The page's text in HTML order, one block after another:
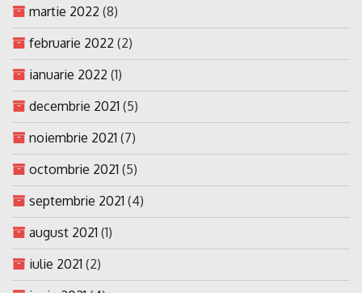
martie 2022 (8)
februarie 2022 (2)
ianuarie 2022 (1)
decembrie 2021 (5)
noiembrie 2021 (7)
octombrie 2021 (5)
septembrie 2021 (4)
august 2021 (1)
iulie 2021 (2)